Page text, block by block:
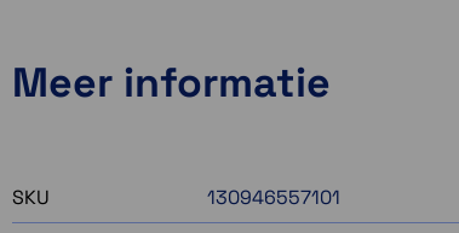
Meer informatie
SKU
130946557101